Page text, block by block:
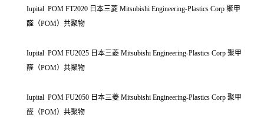
Iupital POM FT2020 日本三菱 Mitsubishi Engineering-Plastics Corp 聚甲
醛（POM）共聚物
Iupital POM FU2025 日本三菱 Mitsubishi Engineering-Plastics Corp 聚甲
醛（POM）共聚物
Iupital POM FU2050 日本三菱 Mitsubishi Engineering-Plastics Corp 聚甲
醛（POM）共聚物